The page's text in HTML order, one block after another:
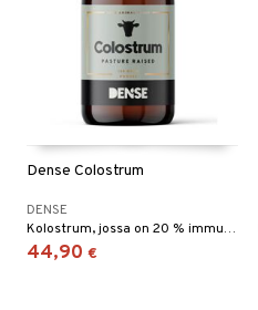
Dense Colostrum
DENSE
Kolostrum, jossa on 20 % immunoglobuliineja.
44,90 €